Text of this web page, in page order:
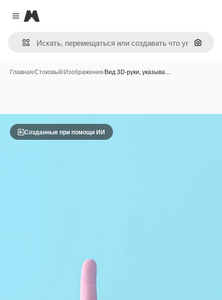
Close menu
Magnific
Поиск
Главная/Стоковый/Изображения/Вид 3D-руки, указыва…
Созданные при помощи ИИ